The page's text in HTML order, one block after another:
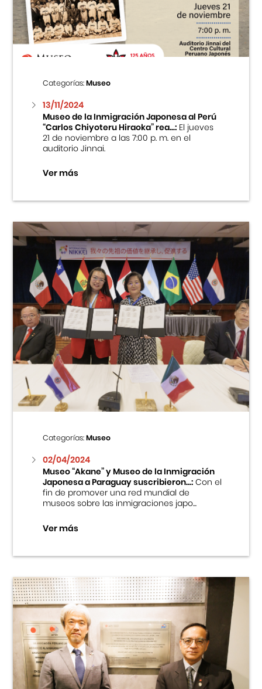
Centro Cultural Peruano Japonés
Cursos
Museo de la Inmigración Japonesa
Fondo Editorial
Teatro Peruano Japonés
Categorías:Museo
13/11/2024
Museo de la Inmigración Japonesa al Perú
“Carlos Chiyoteru Hiraoka” rea...:El jueves
21 de noviembre a las 7:00 p. m. en el
auditorio Jinnai.
Ver más
Categorías:Museo
02/04/2024
Museo “Akane” y Museo de la Inmigración
Japonesa a Paraguay suscribieron...:Con el
fin de promover una red mundial de
museos sobre las inmigraciones japo...
Ver más